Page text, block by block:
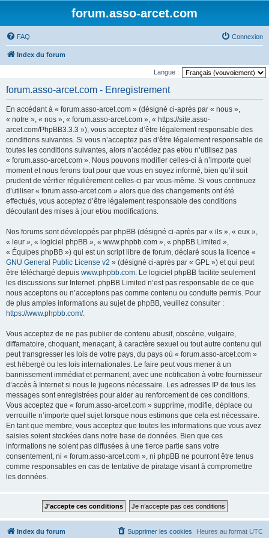
forum.asso-arcet.com
FAQ Connexion
Index du forum
Langue :
forum.asso-arcet.com - Enregistrement
En accédant à « forum.asso-arcet.com » (désigné ci-après par « nous »,
« notre », « nos », « forum.asso-arcet.com », « https://site.asso-
arcet.com/PhpBB3.3.3 »), vous acceptez d’être légalement responsable des
conditions suivantes. Si vous n’acceptez pas d’être légalement responsable de
toutes les conditions suivantes, alors n’accédez pas et/ou n’utilisez pas
« forum.asso-arcet.com ». Nous pouvons modifier celles-ci à n’importe quel
moment et nous ferons tout pour que vous en soyez informé, bien qu’il soit
prudent de vérifier régulièrement celles-ci par vous-même. Si vous continuez
d’utiliser « forum.asso-arcet.com » alors que des changements ont été
effectués, vous acceptez d’être légalement responsable des conditions
découlant des mises à jour et/ou modifications.
Nos forums sont développés par phpBB (désigné ci-après par « ils », « eux »,
« leur », « logiciel phpBB », « www.phpbb.com », « phpBB Limited »,
« Équipes phpBB ») qui est un script libre de forum, déclaré sous la licence «
GNU General Public License v2 » (désigné ci-après par « GPL ») et qui peut
être téléchargé depuis www.phpbb.com. Le logiciel phpBB facilite seulement
les discussions sur Internet. phpBB Limited n’est pas responsable de ce que
nous acceptons ou n’acceptons pas comme contenu ou conduite permis. Pour
de plus amples informations au sujet de phpBB, veuillez consulter :
https://www.phpbb.com/.
Vous acceptez de ne pas publier de contenu abusif, obscène, vulgaire,
diffamatoire, choquant, menaçant, à caractère sexuel ou tout autre contenu qui
peut transgresser les lois de votre pays, du pays où « forum.asso-arcet.com »
est hébergé ou les lois internationales. Le faire peut vous mener à un
bannissement immédiat et permanent, avec une notification à votre fournisseur
d’accès à Internet si nous le jugeons nécessaire. Les adresses IP de tous les
messages sont enregistrées pour aider au renforcement de ces conditions.
Vous acceptez que « forum.asso-arcet.com » supprime, modifie, déplace ou
verrouille n’importe quel sujet lorsque nous estimons que cela est nécessaire.
En tant que membre, vous acceptez que toutes les informations que vous avez
saisies soient stockées dans notre base de données. Bien que ces
informations ne soient pas diffusées à une tierce partie sans votre
consentement, ni « forum.asso-arcet.com », ni phpBB ne pourront être tenus
comme responsables en cas de tentative de piratage visant à compromettre
les données.
Index du forum Heures au format UTC
Supprimer les cookies